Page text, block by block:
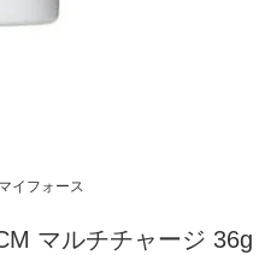
マイフォース
マルチチャージ 36g